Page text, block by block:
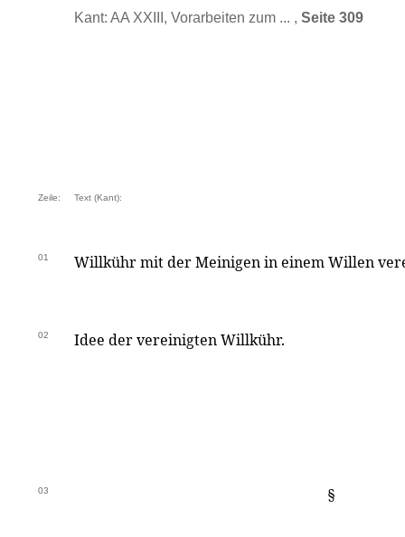
Kant: AA XXIII, Vorarbeiten zum ... , Seite 309
Zeile: Text (Kant):
01 Willkühr mit der Meinigen in einem Willen
02 Idee der vereinigten Willkühr.
03 §